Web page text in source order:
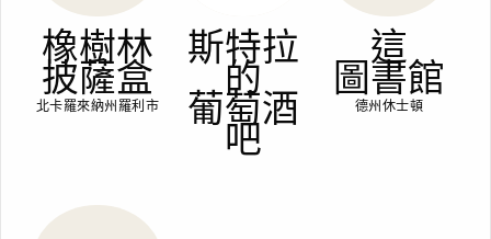
橡樹林
披薩盒
北卡羅來納州羅利市
斯特拉
的
葡萄酒
吧
這
圖書館
德州休士頓